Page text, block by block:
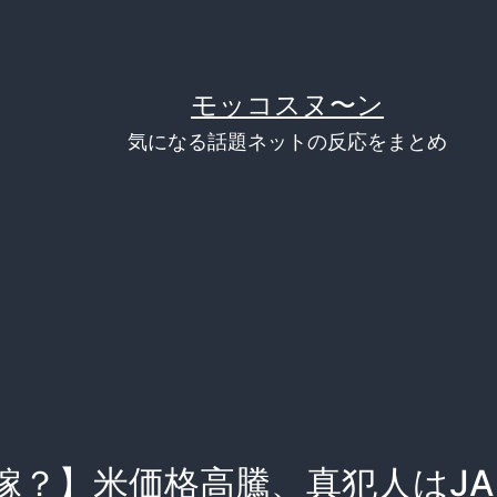
モッコスヌ〜ン
気になる話題ネットの反応をまとめ
？】米価格高騰、真犯人は